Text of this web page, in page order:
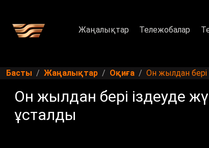
Жаңалықтар Тележобалар
Басты Жаңалықтар Оқиға Он жылдан бері
Он жылдан бері іздеуде
ұсталды